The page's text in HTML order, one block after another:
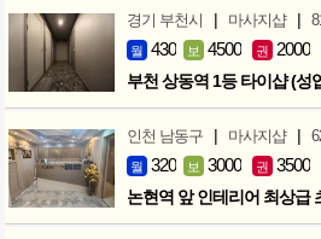
경기 부천시 | 마사지샵 |
월 430 보 4500 권 2000
부천 상동역 1등 타이샵 (성
인천 남동구 | 마사지샵 |
월 320 보 3000 권 3500
논현역 앞 인테리어 최상급